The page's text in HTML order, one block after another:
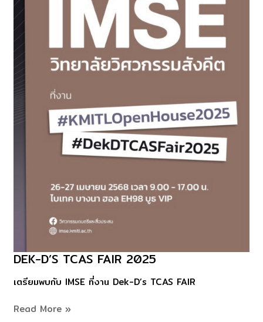
DEK-D’S TCAS FAIR 2025
เตรียมพบกับ IMSE ที่งาน Dek-D’s TCAS FAIR
Dek-
TCAS
2025
Read More »